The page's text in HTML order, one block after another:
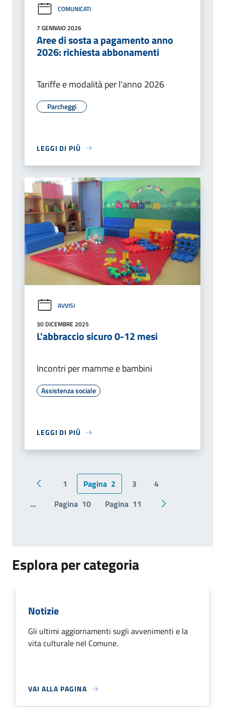
COMUNICATI
7 GENNAIO 2026
Aree di sosta a pagamento anno
2026: richiesta abbonamenti
Tariffe e modalità per l'anno 2026
Parcheggi
LEGGI DI PIÙ
AVVISI
30 DICEMBRE 2025
L'abbraccio sicuro 0-12 mesi
Incontri per mamme e bambini
Assistenza sociale
LEGGI DI PIÙ
Pagina precedente
1 Pagina 2 3
4
...
Pagina 10 Pagina 11 Pagina
Esplora per categoria
Notizie
Gli ultimi aggiornamenti sugli avvenimenti e la
vita culturale nel Comune.
VAI ALLA PAGINA